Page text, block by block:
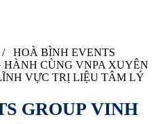
/ HOÀ BÌNH EVENTS
CÙNG VNPA XUYÊN
VỰC TRỊ LIỆU TÂM LÝ
GROUP VINH